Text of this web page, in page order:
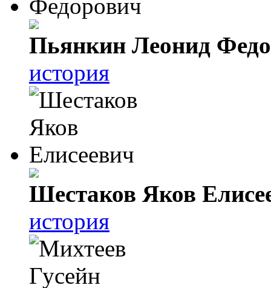
Пьянкин Леонид
история
Шестаков Яков
история